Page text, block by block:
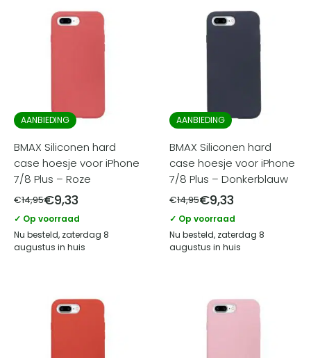
AANBIEDING
BMAX Siliconen hard
case hoesje voor iPhone
7/8 Plus – Roze
€14,95€9,33
✓ Op voorraad
Nu besteld, zaterdag 8
augustus in huis
AANBIEDING
BMAX Siliconen hard
case hoesje voor iPhone
7/8 Plus – Donkerblauw
€14,95€9,33
✓ Op voorraad
Nu besteld, zaterdag 8
augustus in huis